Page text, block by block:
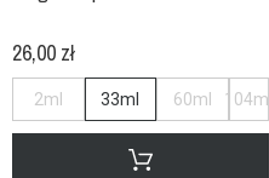
26,00 zł
2ml 33ml 60ml 104ml